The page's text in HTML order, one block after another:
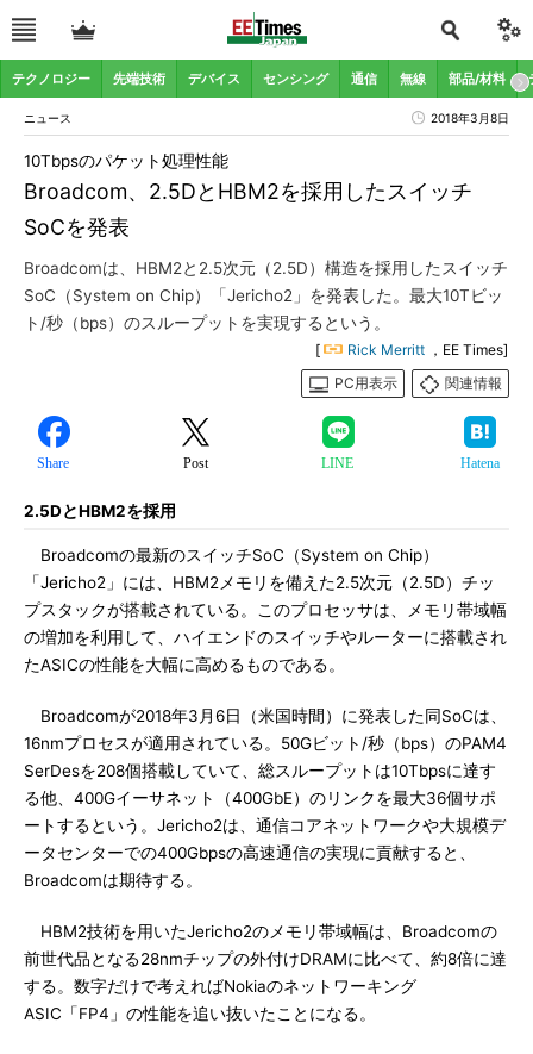
テクノロジー 先端技術 デバイス センシング 通信 無線 部品/材料
ニュース 2018年3月8日
Broadcom、2.5DとHBM2を採用したスイッチ
SoCを発表
10Tbpsのパケット処理性能
Broadcomは、HBM2と2.5次元（2.5D）構造を採用したスイッチ
SoC（System on Chip）「Jericho2」を発表した。最大10Tビッ
ト/秒（bps）のスループットを実現するという。
[ Rick Merritt ，EE Times]
PC用表示
関連情報
Share Post LINE Hatena
2.5DとHBM2を採用
Broadcomの最新のスイッチSoC（System on Chip）
「Jericho2」には、HBM2メモリを備えた2.5次元（2.5D）チッ
プスタックが搭載されている。このプロセッサは、メモリ帯域幅
の増加を利用して、ハイエンドのスイッチやルーターに搭載され
たASICの性能を大幅に高めるものである。
Broadcomが2018年3月6日（米国時間）に発表した同SoCは、
16nmプロセスが適用されている。50Gビット/秒（bps）のPAM4
SerDesを208個搭載していて、総スループットは10Tbpsに達す
る他、400Gイーサネット（400GbE）のリンクを最大36個サポ
ートするという。Jericho2は、通信コアネットワークや大規模デ
ータセンターでの400Gbpsの高速通信の実現に貢献すると、
Broadcomは期待する。
HBM2技術を用いたJericho2のメモリ帯域幅は、Broadcomの
前世代品となる28nmチップの外付けDRAMに比べて、約8倍に達
する。数字だけで考えればNokiaのネットワーキング
ASIC「FP4」の性能を追い抜いたことになる。